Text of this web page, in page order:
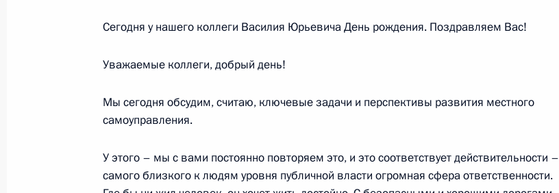
20 февраля 2020 года, четверг
квалификаций России»
16 февраля 2020 года, воскресенье
Поздравление сборной России с победой на чемпионате мира
Сегодня у нашего коллеги Василия Юрьевича День рождения. Поздравляем Вас!
Уважаемые коллеги, добрый день!
Мы сегодня обсудим, считаю, ключевые задачи и перспективы развития местного
самоуправления.
У этого – мы с вами постоянно повторяем это, и это соответствует действительности –
самого близкого к людям уровня публичной власти огромная сфера ответственности.